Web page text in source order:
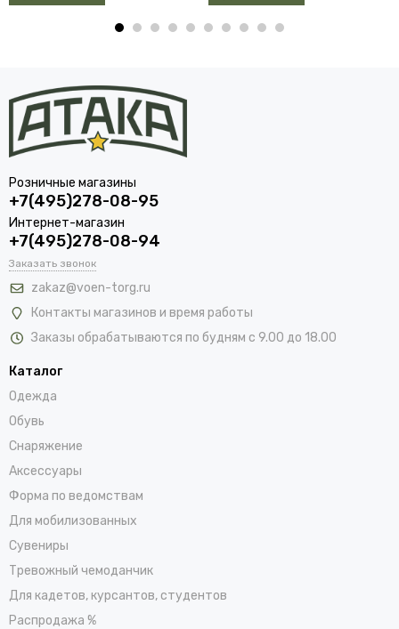
Розничные магазины
+7(495)278-08-95
Интернет-магазин
+7(495)278-08-94
Заказать звонок
zakaz@voen-torg.ru
Контакты магазинов и время работы
Заказы обрабатываются по будням с 9.00 до 18.00
Каталог
Одежда
Обувь
Снаряжение
Аксессуары
Форма по ведомствам
Для мобилизованных
Сувениры
Тревожный чемоданчик
Для кадетов, курсантов, студентов
Распродажа %